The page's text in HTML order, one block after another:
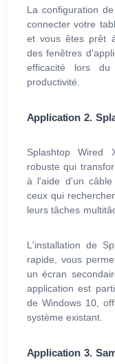
La configuration
connecter votre
et vous êtes prêt
des fenêtres
efficacité lors du
productivité.
Application 2.
Splashtop Wired
robuste qui
à l'aide d'un
ceux qui
leurs tâches
L'installation de
rapide, vous
un écran
application est
de Windows 10,
système existant.
Application 3.